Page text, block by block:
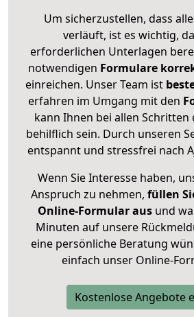
Um sicherzustellen, dass
verläuft, ist es wichtig,
erforderlichen Unterlagen
notwendigen Formulare
einreichen. Unser Team ist
erfahren im Umgang mit den
kann Ihnen bei allen Schritten
behilflich sein. Durch unseren
entspannt und stressfrei nach
Wenn Sie Interesse haben,
Anspruch zu nehmen, füllen
Online-Formular ausund
Minuten auf unsere
eine persönliche Beratung
einfach unser Online-
Kostenlose Angebote